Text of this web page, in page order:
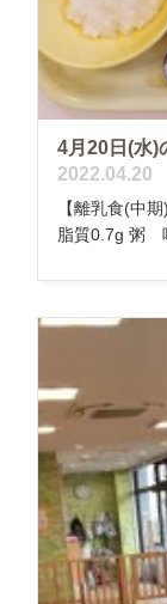
4月20日(水)
2022.04.20
【離乳食(中
脂質0.7g 粥